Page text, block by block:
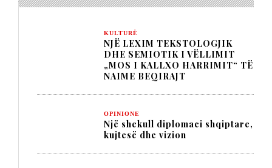
KULTURË
NJË LEXIM TEKSTOLOGJIK
DHE SEMIOTIK I VËLLIMIT
„MOS I KALLXO HARRIMIT“ TË
NAIME BEQIRAJT
OPINIONE
Një shekull diplomaci shqiptare,
kujtesë dhe vizion